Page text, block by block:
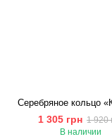
Серебряное кольцо
1 305 грн 1 920
В наличии